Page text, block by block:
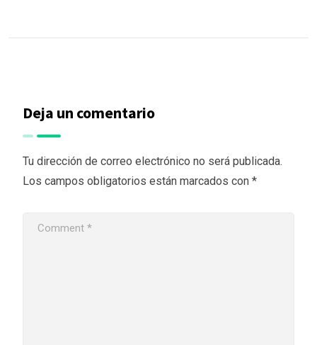
Deja un comentario
Tu dirección de correo electrónico no será publicada.
Los campos obligatorios están marcados con *